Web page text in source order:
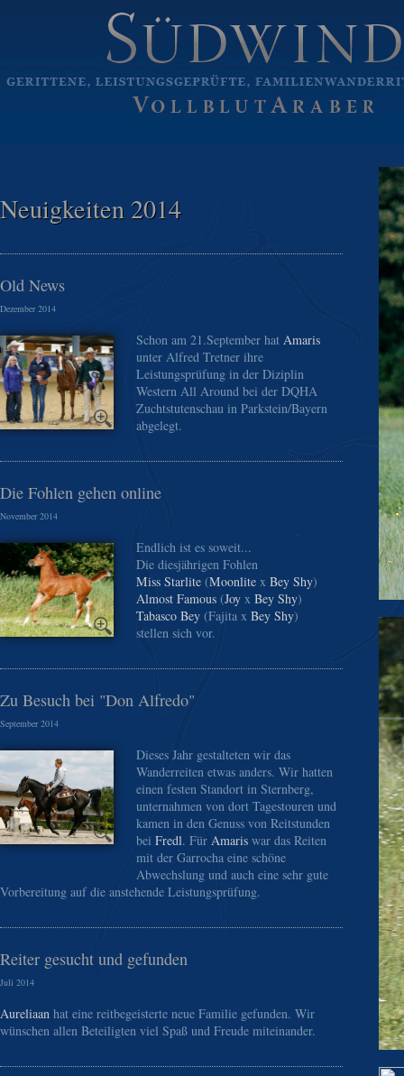
Neuigkeiten 2014
Old News
Dezember 2014
Schon am 21.September hat Amaris
unter Alfred Tretner ihre
Leistungsprüfung in der Diziplin
Western All Around bei der DQHA
Zuchtstutenschau in Parkstein/Bayern
abgelegt.
Die Fohlen gehen online
November 2014
Endlich ist es soweit...
Die diesjährigen Fohlen
Miss Starlite (Moonlite x Bey Shy)
Almost Famous (Joy x Bey Shy)
Tabasco Bey (Fajita x Bey Shy)
stellen sich vor.
Zu Besuch bei "Don Alfredo"
September 2014
Dieses Jahr gestalteten wir das
Wanderreiten etwas anders. Wir hatten
einen festen Standort in Sternberg,
unternahmen von dort Tagestouren und
kamen in den Genuss von Reitstunden
bei Fredl. Für Amaris war das Reiten
mit der Garrocha eine schöne
Abwechslung und auch eine sehr gute
Vorbereitung auf die anstehende Leistungsprüfung.
Reiter gesucht und gefunden
Juli 2014
Aureliaan hat eine reitbegeisterte neue Familie gefunden. Wir
wünschen allen Beteiligten viel Spaß und Freude miteinander.